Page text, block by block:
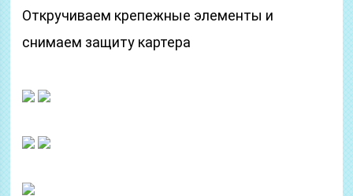
Откручиваем крепежные элементы и
снимаем защиту картера